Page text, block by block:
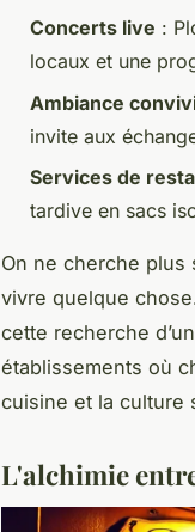
Concerts live :
locaux et une
Ambiance
invite aux
Services de
tardive en sacs
On ne cherche
vivre quelque
cette recherche
établissements où
cuisine et la culture
L'alchimie